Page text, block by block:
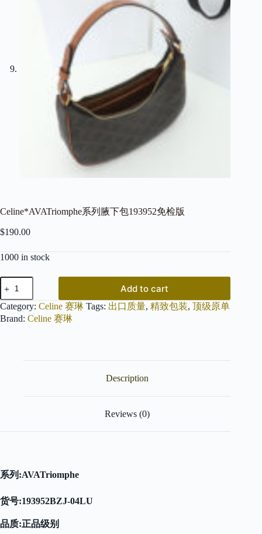
Celine*AVATriomphe系列腋下包193952免检版
$190.00
1000 in stock
Celine*AVATriomphe
系
列
腋
下
Add to cart
Category: Celine 赛琳 Tags: 出口质量, 精致包装, 顶级原单
Brand: Celine 赛琳
Description
Reviews (0)
系列:AVATriomphe
货号:193952BZJ-04LU
品质:正品级别